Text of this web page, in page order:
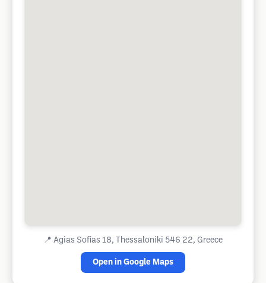
📍 Agias Sofias 18, Thessaloniki 546 22, Greece
Open in Google Maps